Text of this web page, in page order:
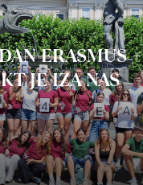
ERASMUS +
JE IZA NAS